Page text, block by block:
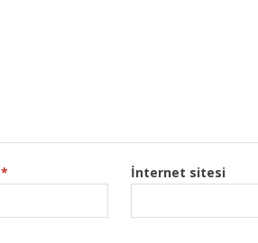
* İnternet sitesi